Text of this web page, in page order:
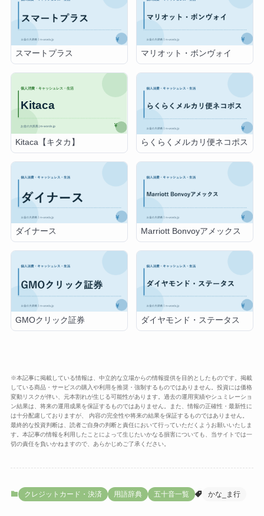
スマートプラス マリオット・ボンヴォイ
Kitaca【キタカ】 らくらくメルカリ便ネコポス
ダイナース Marriott Bonvoyアメックス
GMOクリック証券 ダイヤモンド・ステータス
※本記事に掲載している情報は、中立的な立場からの情報提供を目的としたものです。掲載
している商品・サービスの購入や利用を推奨・強制するものではありません。投資には価格
変動リスクが伴い、元本割れが生じる可能性があります。過去の運用実績やシュミレーショ
ン結果は、将来の運用成果を保証するものではありません。また、情報の正確性・最新性に
は十分配慮しておりますが、 内容の完全性や将来の結果を保証するものではありません。
最終的な投資判断は、読者ご自身の判断と責任において行っていただくようお願いいたしま
す。本記事の情報を利用したことによって生じたいかなる損害についても、当サイトでは一
切の責任を負いかねますので、あらかじめご了承ください。
クレジットカード・決済 用語辞典 五十音一覧 かな_ま行